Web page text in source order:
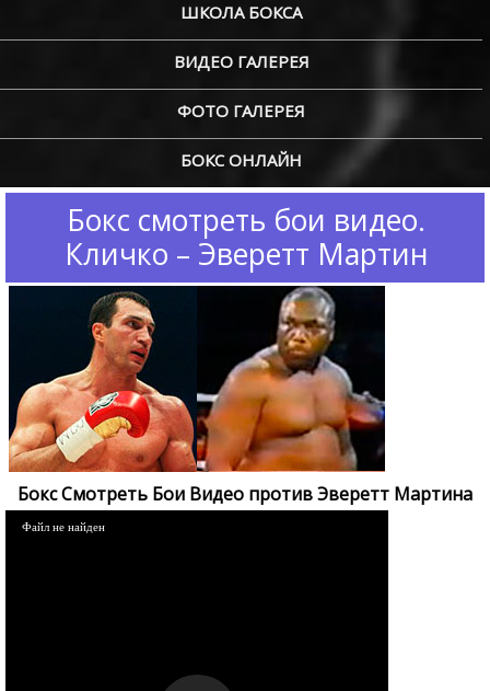
ШКОЛА БОКСА
ВИДЕО ГАЛЕРЕЯ
ФОТО ГАЛЕРЕЯ
БОКС ОНЛАЙН
Бокс смотреть бои видео.
Кличко – Эверетт Мартин
Бокс Смотреть Бои Видео против Эверетт Мартина
Файл не найден